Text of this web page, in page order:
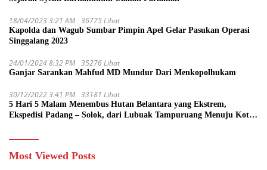
18/04/2023 3:21 AM 36775 Lihat
Kapolda dan Wagub Sumbar Pimpin Apel Gelar Pasukan Operasi
Singgalang 2023
24/01/2024 8:32 PM 35276 Lihat
Ganjar Sarankan Mahfud MD Mundur Dari Menkopolhukam
30/12/2022 3:41 PM 33181 Lihat
5 Hari 5 Malam Menembus Hutan Belantara yang Ekstrem,
Ekspedisi Padang – Solok, dari Lubuak Tampuruang Menuju Koto
Most Viewed Posts